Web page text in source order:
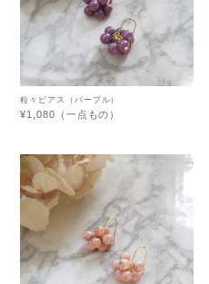
粒々ピアス（パープル）
¥1,080（一点もの）